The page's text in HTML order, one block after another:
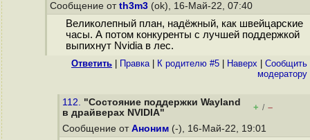
Сообщение от th3m3 (ok), 16-Май-22, 07:40
Великолепный план, надёжный, как швейцарские
часы. А потом конкуренты с лучшей поддержкой
выпихнут Nvidia в лес.
Ответить Правка| К родителю #5 Наверх
Cообщить
модератору
112. "Состояние поддержки Wayland
в драйверах NVIDIA"
+ / –
Сообщение от Аноним (-), 16-Май-22, 19:01